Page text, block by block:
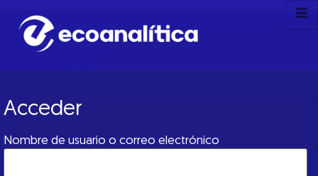
Acceder
Nombre de usuario o correo electrónico